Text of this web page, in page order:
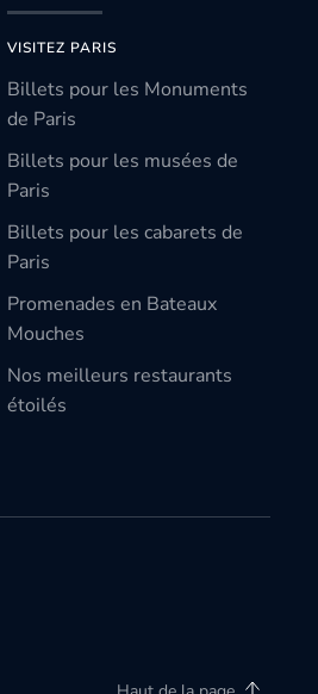
VISITEZ PARIS
Billets pour les Monuments
de Paris
Billets pour les musées de
Paris
Billets pour les cabarets de
Paris
Promenades en Bateaux
Mouches
Nos meilleurs restaurants
étoilés